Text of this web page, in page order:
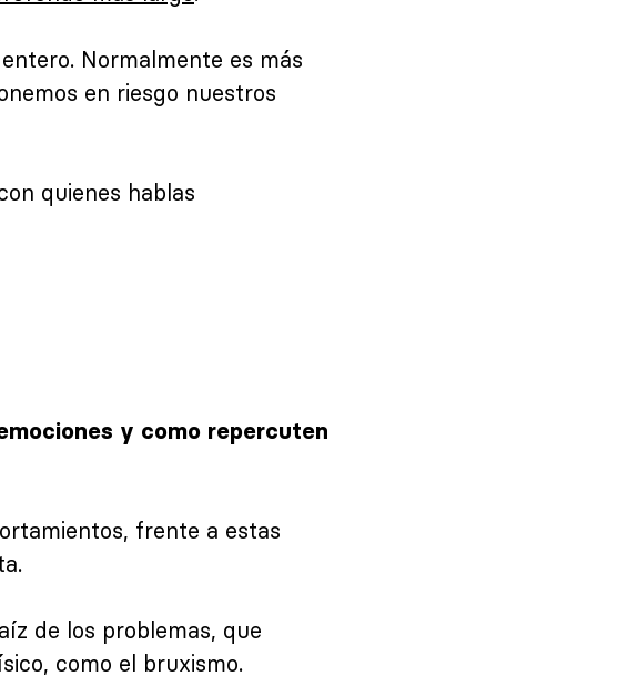
Normalmente es más
en riesgo nuestros
quienes hablas
y como repercuten
frente a estas
de los problemas, que
como el bruxismo.